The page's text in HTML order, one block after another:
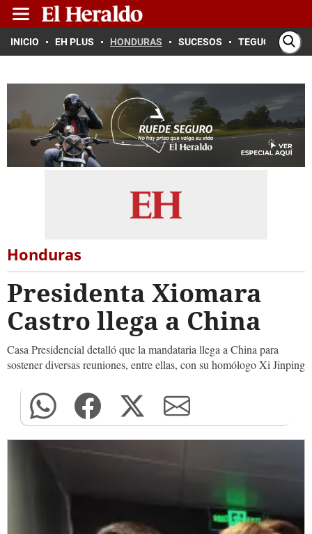
INICIO EH PLUS HONDURAS SUCESOS TEGUCIGALPA
Honduras
Presidenta Xiomara
Castro llega a China
Casa Presidencial detalló que la mandataria llega a China para
sostener diversas reuniones, entre ellas, con su homólogo Xi Jinping